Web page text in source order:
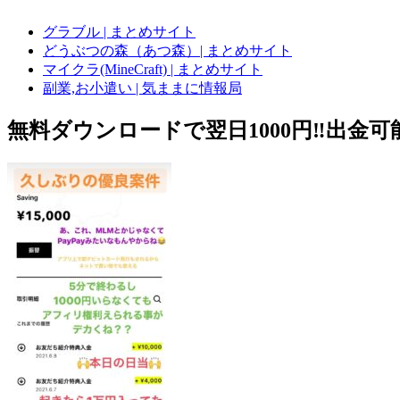
グラブル | まとめサイト
どうぶつの森（あつ森）| まとめサイト
マイクラ(MineCraft) | まとめサイト
副業,お小遣い | 気ままに情報局
無料ダウンロードで翌日1000円‼️出金可